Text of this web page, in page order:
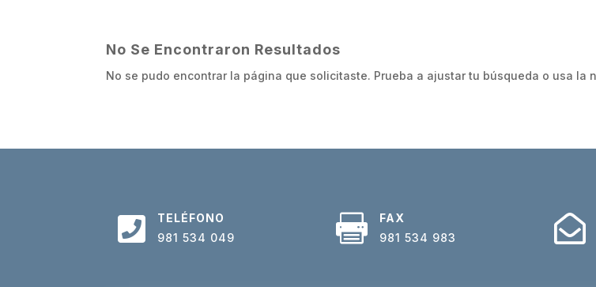
No Se Encontraron Resultados
No se pudo encontrar la página que solicitaste. Prueba a ajustar tu búsqueda o usa la

TELÉFONO
981 534 049

FAX
981 534 983
